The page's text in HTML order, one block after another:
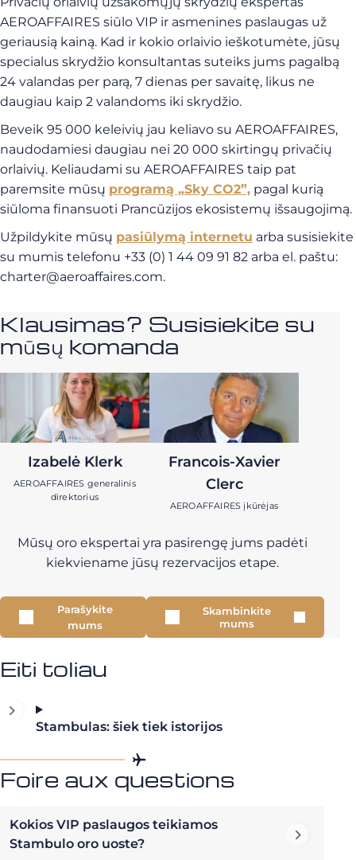
AEROAFFAIRES siūlo VIP ir asmenines paslaugas už
geriausią kainą. Kad ir kokio orlaivio ieškotumėte, jūsų
specialus skrydžio konsultantas suteiks jums pagalbą
24 valandas per parą, 7 dienas per savaitę, likus ne
daugiau kaip 2 valandoms iki skrydžio.
Beveik 95 000 keleivių jau keliavo su AEROAFFAIRES,
naudodamiesi daugiau nei 20 000 skirtingų privačių
orlaivių. Keliaudami su AEROAFFAIRES taip pat
paremsite mūsų programą „Sky CO2”, pagal kurią
siūloma finansuoti Prancūzijos ekosistemų išsaugojimą.
Užpildykite mūsų pasiūlymą internetu arba susisiekite
su mumis telefonu +33 (0) 1 44 09 91 82 arba el. paštu:
charter@aeroaffaires.com.
Klausimas? Susisiekite su
mūsų komanda
Izabelė Klerk
AEROAFFAIRES generalinis
direktorius
Francois-Xavier
Clerc
AEROAFFAIRES įkūrėjas
Mūsų oro ekspertai yra pasirengę jums padėti
kiekviename jūsų rezervacijos etape.
Parašykite
mums
Skambinkite
mums
Eiti toliau
Stambulas: šiek tiek istorijos
Foire aux questions
Kokios VIP paslaugos teikiamos
Stambulo oro uoste?